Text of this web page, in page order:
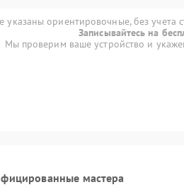
указаны ориентировочные, без учета
Записывайтесь на
Мы проверим ваше устройство и
мастера